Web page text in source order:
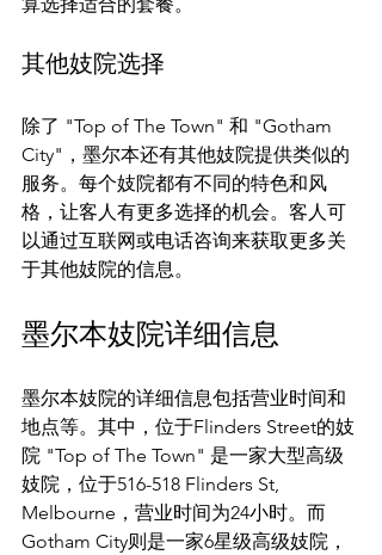
其他妓院选择
除了 "Top of The Town" 和 "Gotham
City"，墨尔本还有其他妓院提供类似的
服务。每个妓院都有不同的特色和风
格，让客人有更多选择的机会。客人可
以通过互联网或电话咨询来获取更多关
墨尔本妓院详细信息
墨尔本妓院的详细信息包括营业时间和
地点等。其中，位于Flinders Street的妓
院 "Top of The Town" 是一家大型高级
妓院，位于516-518 Flinders St,
Melbourne，营业时间为24小时。而
Gotham City则是一家6星级高级妓院，